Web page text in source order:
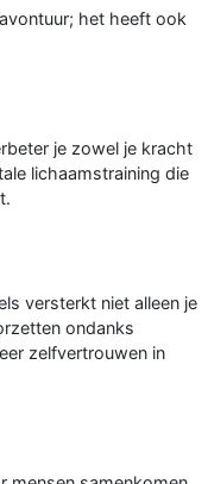
het heeft ook
je zowel je kracht
lichaamstraining die
versterkt niet alleen je
ondanks
zelfvertrouwen in